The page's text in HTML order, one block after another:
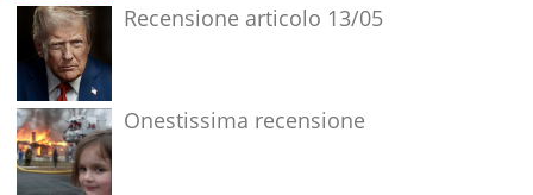
Recensione articolo 13/05
Onestissima recensione